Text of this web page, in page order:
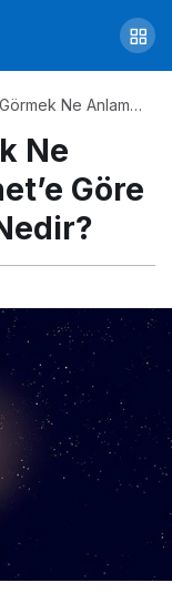
Ne Anlama
Ne
Göre
Gelir?